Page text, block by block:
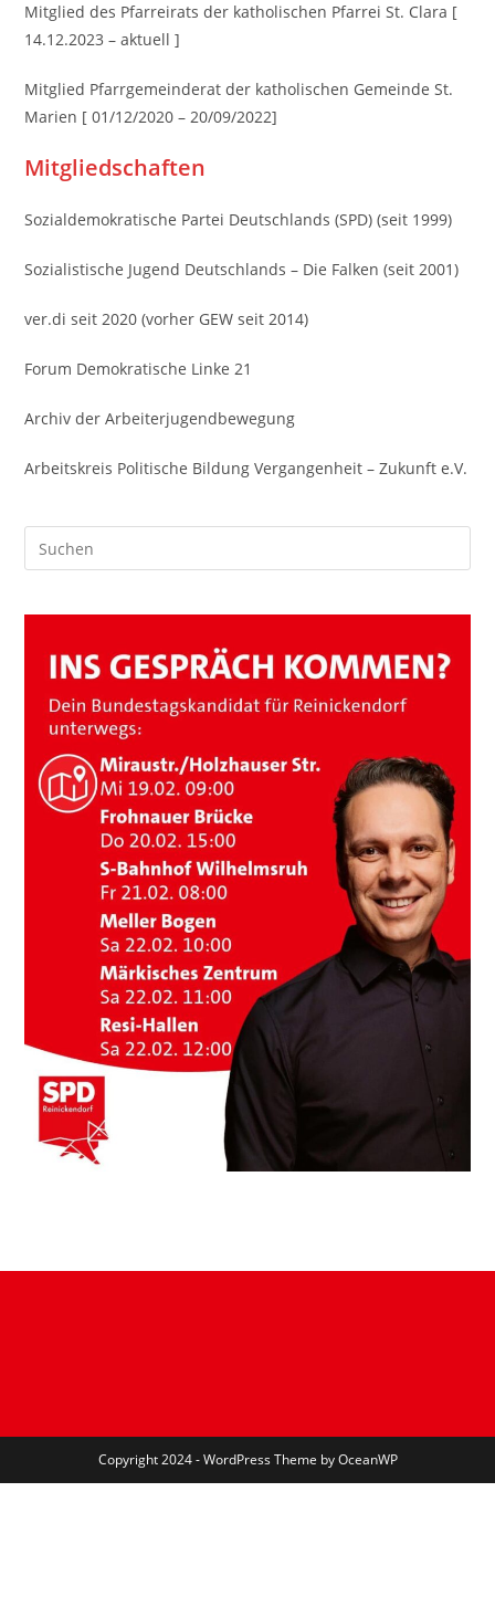
Mitglied des Pfarreirats der katholischen Pfarrei St. Clara [
14.12.2023 – aktuell ]
Mitglied Pfarrgemeinderat der katholischen Gemeinde St.
Marien [ 01/12/2020 – 20/09/2022]
Mitgliedschaften
Sozialdemokratische Partei Deutschlands (SPD) (seit 1999)
Sozialistische Jugend Deutschlands – Die Falken (seit 2001)
ver.di seit 2020 (vorher GEW seit 2014)
Forum Demokratische Linke 21
Archiv der Arbeiterjugendbewegung
Arbeitskreis Politische Bildung Vergangenheit – Zukunft e.V.
Copyright 2024 - WordPress Theme by OceanWP